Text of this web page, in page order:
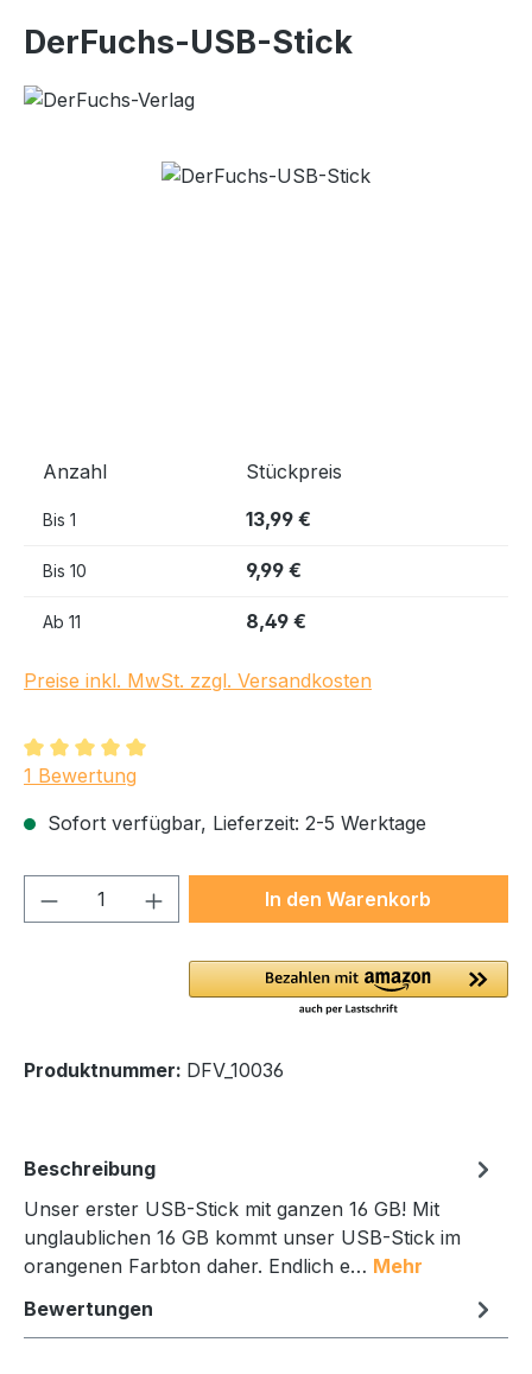
DerFuchs-USB-Stick
Bildergalerie überspringen
Anzahl Stückpreis
Bis 1 13,99 €
Bis 10 9,99 €
Ab 11 8,49 €
Preise inkl. MwSt. zzgl. Versandkosten
Durchschnittliche Bewertung von 5 von 5 Sternen
1 Bewertung
Sofort verfügbar, Lieferzeit: 2-5 Werktage
Produkt Anzahl: Gib denIn den Warenkorb
Produktnummer: DFV_10036
Beschreibung
Unser erster USB-Stick mit ganzen 16 GB! Mit
unglaublichen 16 GB kommt unser USB-Stick im
orangenen Farbton daher. Endlich e… Mehr
Bewertungen